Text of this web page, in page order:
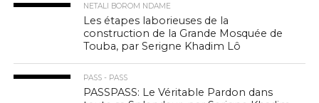
NETALI BOROM NDAME
Les étapes laborieuses de la
construction de la Grande Mosquée de
Touba, par Serigne Khadim Lô
PASS - PASS
PASSPASS: Le Véritable Pardon dans